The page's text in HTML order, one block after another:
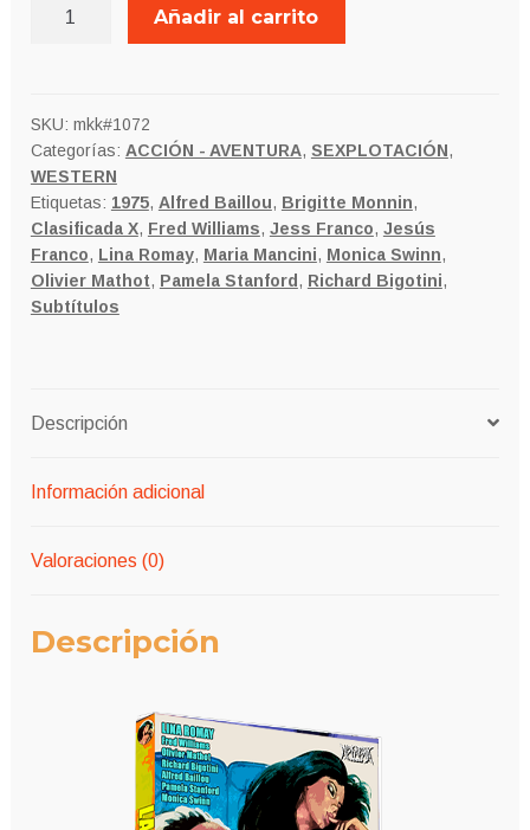
Añadir al carrito
SKU: mkk#1072
Categorías: ACCIÓN - AVENTURA, SEXPLOTACIÓN,
WESTERN
Etiquetas: 1975, Alfred Baillou, Brigitte Monnin,
Clasificada X, Fred Williams, Jess Franco, Jesús
Franco, Lina Romay, Maria Mancini, Monica Swinn,
Olivier Mathot, Pamela Stanford , Richard Bigotini,
Subtítulos
Descripción
Información adicional
Valoraciones (0)
Descripción